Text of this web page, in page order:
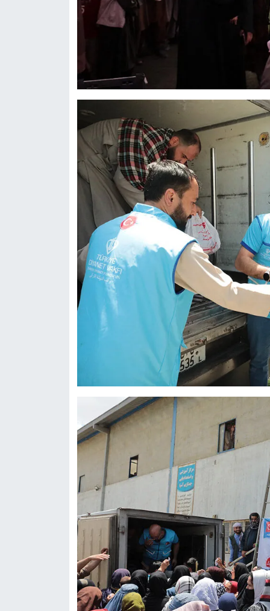
Gümüşhane Müftülüğü
Hatay Müftülüğü
Iğdır Müftülüğü
Isparta Müftülüğü
İstanbul Müftülüğü
İzmir Müftülüğü
Kahramanmaraş Müftülüğü
Karabük Müftülüğü
Karaman Müftülüğü
Kilis Müftülüğü
Kırıkkale Müftülüğü
Kırklareli Müftülüğü
Kırşehir Müftülüğü
Kocaeli Müftülüğü
Konya Müftülüğü
Kütahya Müftülüğü